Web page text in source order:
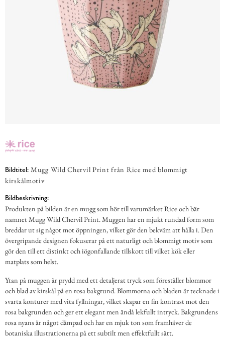
Bildtitel: Mugg Wild Chervil Print från Rice med blommigt
kirskålmotiv
Bildbeskrivning:
Produkten på bilden är en mugg som hör till varumärket Rice och bär
namnet Mugg Wild Chervil Print. Muggen har en mjukt rundad form som
breddar ut sig något mot öppningen, vilket gör den bekväm att hålla i. Den
övergripande designen fokuserar på ett naturligt och blommigt motiv som
gör den till ett distinkt och iögonfallande tillskott till vilket kök eller
matplats som helst.
Ytan på muggen är prydd med ett detaljerat tryck som föreställer blommor
och blad av kirskål på en rosa bakgrund. Blommorna och bladen är tecknade i
svarta konturer med vita fyllningar, vilket skapar en fin kontrast mot den
rosa bakgrunden och ger ett elegant men ändå lekfullt intryck. Bakgrundens
rosa nyans är något dämpad och har en mjuk ton som framhäver de
botaniska illustrationerna på ett subtilt men effektfullt sätt.